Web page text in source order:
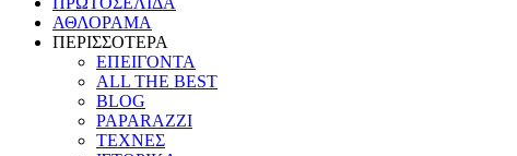
ΑΘΛΟΡΑΜΑ
ΠΕΡΙΣΣΟΤΕΡΑ
ΕΠΕΙΓΟΝΤΑ
ALL THE BEST
BLOG
PAPARAZZI
ΤΕΧΝΕΣ